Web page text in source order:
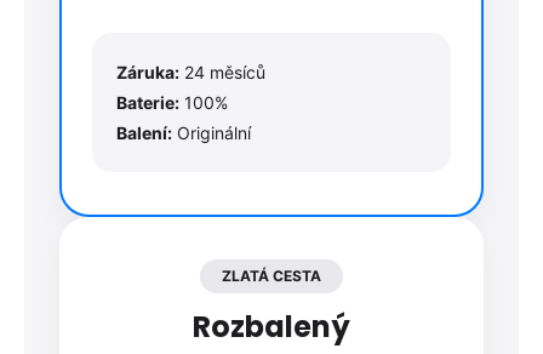
Záruka: 24 měsíců
Baterie: 100%
Balení: Originální
ZLATÁ CESTA
Rozbalený